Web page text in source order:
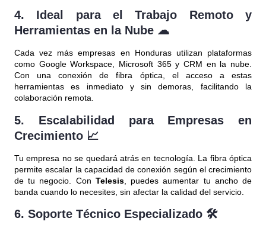
4. Ideal para el Trabajo Remoto y
Herramientas en la Nube ☁
Cada vez más empresas en Honduras utilizan plataformas
como Google Workspace, Microsoft 365 y CRM en la nube.
Con una conexión de fibra óptica, el acceso a estas
herramientas es inmediato y sin demoras, facilitando la
colaboración remota.
5. Escalabilidad para Empresas en
Crecimiento 📈
Tu empresa no se quedará atrás en tecnología. La fibra óptica
permite escalar la capacidad de conexión según el crecimiento
de tu negocio. Con Telesis, puedes aumentar tu ancho de
banda cuando lo necesites, sin afectar la calidad del servicio.
6. Soporte Técnico Especializado 🛠️